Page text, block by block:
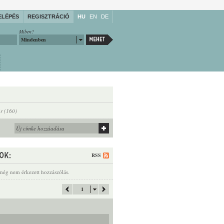
REGISZTRÁCIÓ HU EN DE
Miben?
Mindenben
(160)
RSS
nem érkezett hozzászólás.
1